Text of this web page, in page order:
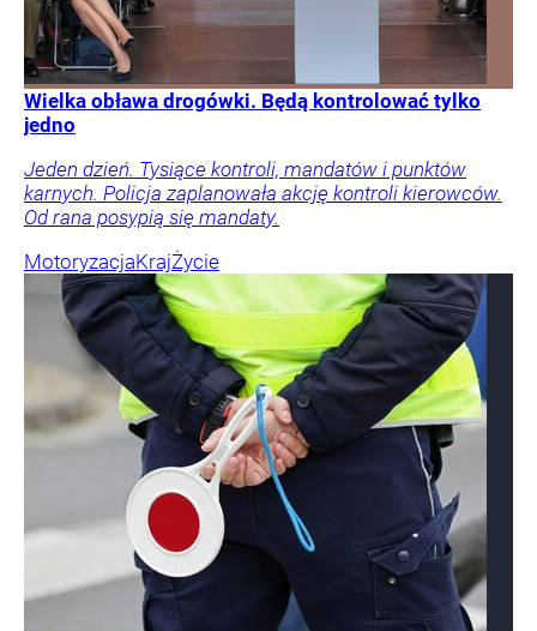
Wielka obława drogówki. Będą kontrolować tylko
jedno
Jeden dzień. Tysiące kontroli, mandatów i punktów
karnych. Policja zaplanowała akcję kontroli kierowców.
Od rana posypią się mandaty.
MotoryzacjaKrajŻycie